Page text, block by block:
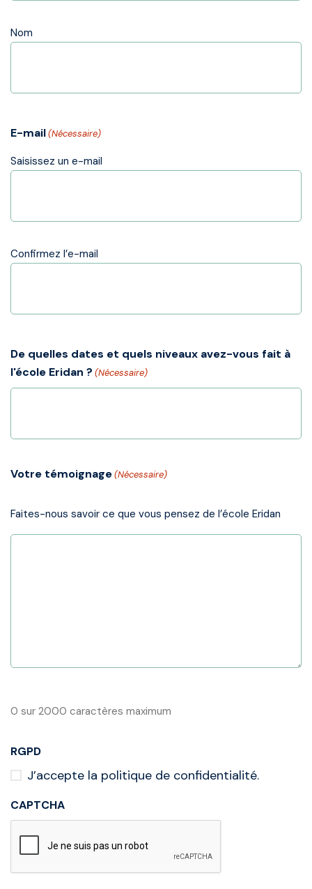
Nom
E-mail(Nécessaire)
Saisissez un e-mail
Confirmez l’e-mail
De quelles dates et quels niveaux avez-vous fait à
l'école Eridan ? (Nécessaire)
Votre témoignage(Nécessaire)
Faites-nous savoir ce que vous pensez de l’école Eridan
0 sur 2000 caractères maximum
RGPD
J’accepte la politique de confidentialité.
CAPTCHA